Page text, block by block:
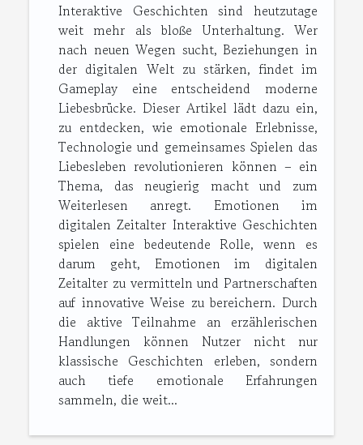
Interaktive Geschichten sind heutzutage
weit mehr als bloße Unterhaltung. Wer
nach neuen Wegen sucht, Beziehungen in
der digitalen Welt zu stärken, findet im
Gameplay eine entscheidend moderne
Liebesbrücke. Dieser Artikel lädt dazu ein,
zu entdecken, wie emotionale Erlebnisse,
Technologie und gemeinsames Spielen das
Liebesleben revolutionieren können – ein
Thema, das neugierig macht und zum
Weiterlesen anregt. Emotionen im
digitalen Zeitalter Interaktive Geschichten
spielen eine bedeutende Rolle, wenn es
darum geht, Emotionen im digitalen
Zeitalter zu vermitteln und Partnerschaften
auf innovative Weise zu bereichern. Durch
die aktive Teilnahme an erzählerischen
Handlungen können Nutzer nicht nur
klassische Geschichten erleben, sondern
auch tiefe emotionale Erfahrungen
sammeln, die weit...